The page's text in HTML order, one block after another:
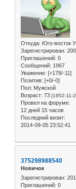
Откуда: Юго-восток
Зарегистрирован:
Приглашений: 0
Сообщений: 1967
Уважение: [+178/-11]
Позитив: [+0/-0]
Пол: Мужской
Возраст: 73 [1952-11-
Провел на форуме:
12 дней 15 часов
Последний визит:
2014-09-05 23:52:41
375298988540
Новичок
Зарегистрирован:
Приглашений: 0